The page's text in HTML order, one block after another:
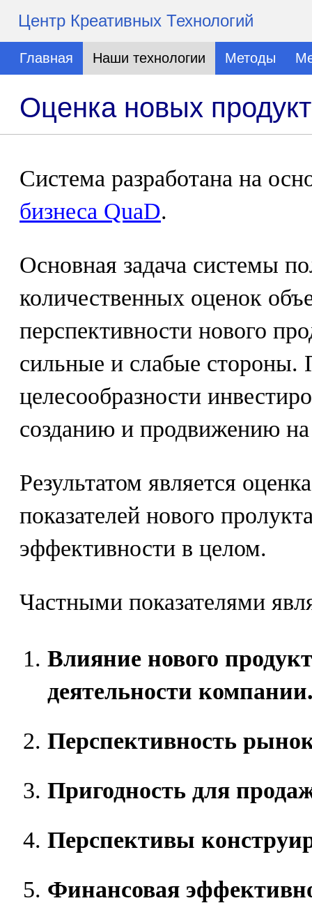
Центр Креативных Технологий
Главная Наши технологии Методы
Оценка новых
Система разработана на
бизнеса QuaD.
Основная задача системы
количественных оценок
перспективности нового
сильные и слабые стороны.
целесообразности
созданию и продвижению
Результатом является
показателей нового
эффективности в целом.
Частными показателями
Влияние нового
деятельности
Перспективность
Пригодность для
Перспективы
Финансовая